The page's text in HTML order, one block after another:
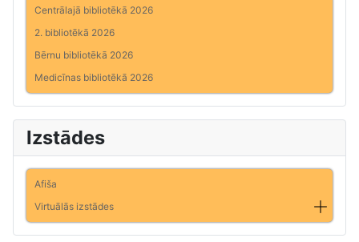
Centrālajā bibliotēkā 2026
2. bibliotēkā 2026
Bērnu bibliotēkā 2026
Medicīnas bibliotēkā 2026
Izstādes
Afiša
Virtuālās izstādes